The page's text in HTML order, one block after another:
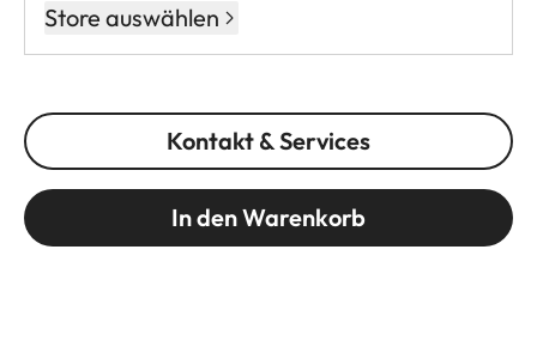
Store auswählen
Kontakt & Services
In den Warenkorb